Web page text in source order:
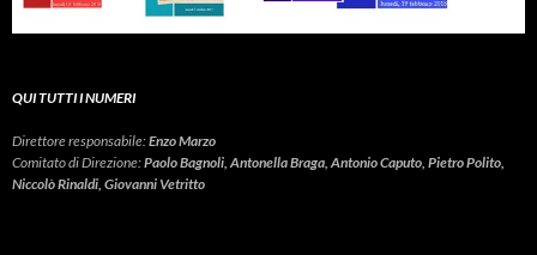
QUI TUTTI I NUMERI
Direttore responsabile:Enzo Marzo
Comitato di Direzione:Paolo Bagnoli, Antonella Braga, Antonio Caputo, Pietro Polito,
Niccolò Rinaldi, Giovanni Vetritto